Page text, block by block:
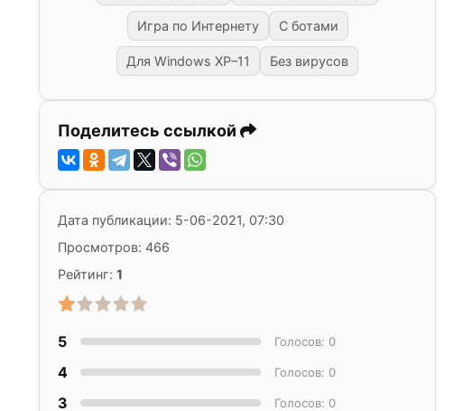
Игра по Интернету С ботами
Для Windows XP–11 Без вирусов
Поделитесь ссылкой
Дата публикации: 5-06-2021, 07:30
Просмотров: 466
Рейтинг: 1
5 Голосов: 0
4 Голосов: 0
3 Голосов: 0